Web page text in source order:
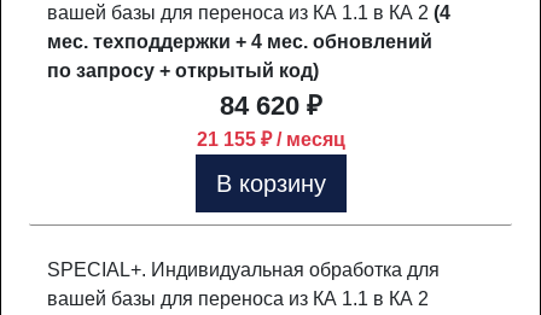
вашей базы для переноса из КА 1.1 в КА 2 (4
мес. техподдержки + 4 мес. обновлений
по запросу + открытый код)
84 620 ₽
21 155 ₽ / месяц
В корзину
SPECIAL+. Индивидуальная обработка для
вашей базы для переноса из КА 1.1 в КА 2